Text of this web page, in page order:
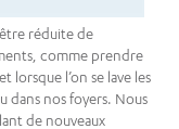
réduite de
comme prendre
lorsque l’on se lave les
dans nos foyers. Nous
de nouveaux